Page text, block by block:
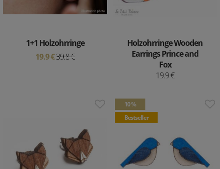
1+1 Holzohrringe
19.9 €39.8 €
Holzohrringe Wooden
Earrings Prince and
Fox
19.9 €
10 %
Bestseller